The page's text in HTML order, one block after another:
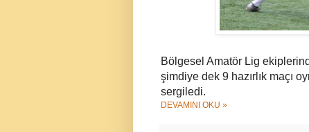
Bölgesel Amatör Lig
şimdiye dek 9 hazırlık maçı
sergiledi.
DEVAMINI OKU »